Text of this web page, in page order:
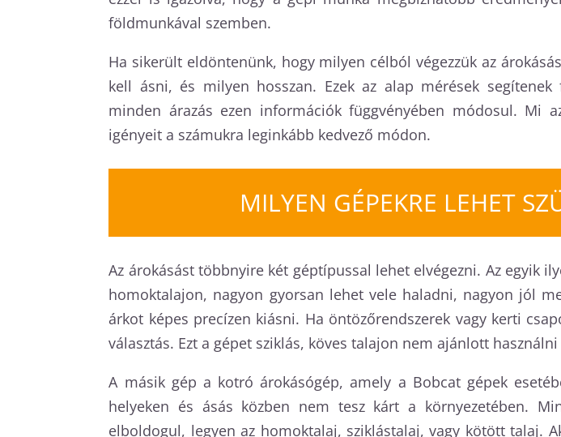
földmunkával szemben.
Ha sikerült eldöntenünk, hogy milyen célból végezzük az
kell ásni, és milyen hosszan. Ezek az alap mérések
minden árazás ezen információk függvényében módosul. Mi
igényeit a számukra leginkább kedvező módon.
MILYEN GÉPEKRE LEHET
Az árokásást többnyire két géptípussal lehet elvégezni. Az egyik
homoktalajon, nagyon gyorsan lehet vele haladni, nagyon jól
árkot képes precízen kiásni. Ha öntözőrendszerek vagy kerti
választás. Ezt a gépet sziklás, köves talajon nem ajánlott
A másik gép a kotró árokásógép, amely a Bobcat gépek
helyeken és ásás közben nem tesz kárt a környezetében.
elboldogul, legyen az homoktalaj, sziklástalaj, vagy kötött talaj.